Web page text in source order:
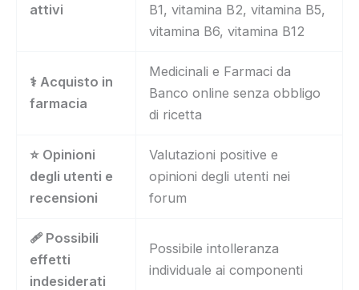
attivi
B1, vitamina B2, vitamina B5,
vitamina B6, vitamina B12
⚕️ Acquisto in
farmacia
Medicinali e Farmaci da
Banco online senza obbligo
di ricetta
⭐ Opinioni
degli utenti e
recensioni
Valutazioni positive e
opinioni degli utenti nei
forum
🩹 Possibili
effetti
indesiderati
Possibile intolleranza
individuale ai componenti